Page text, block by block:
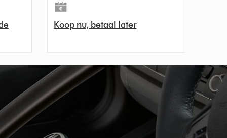
Koop nu, betaal later